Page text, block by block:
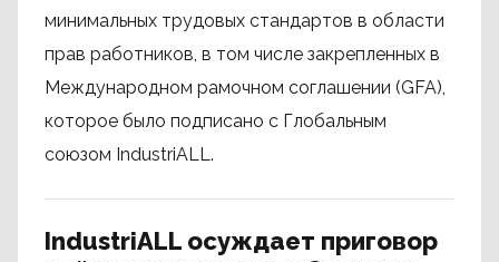
минимальных трудовых стандартов в области
прав работников, в том числе закрепленных в
Международном рамочном соглашении (GFA),
которое было подписано с Глобальным
союзом IndustriALL.
IndustriALL осуждает приговор